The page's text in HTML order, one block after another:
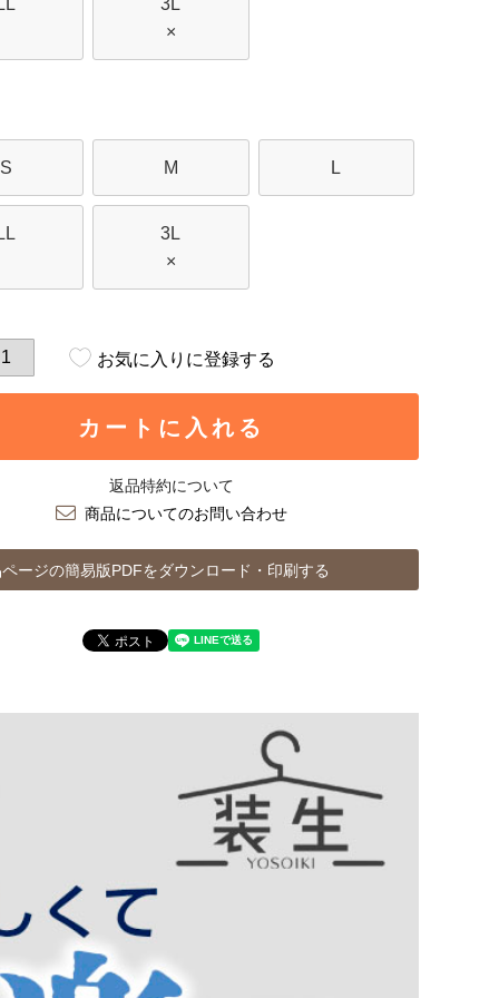
3L
×
S M L
3L
×
お気に入りに登録する
カートに入れる
返品特約について
商品についてのお問い合わせ
ージの簡易版PDFをダウンロード・印刷する